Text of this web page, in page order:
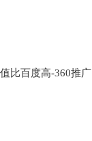
比百度高-360推广